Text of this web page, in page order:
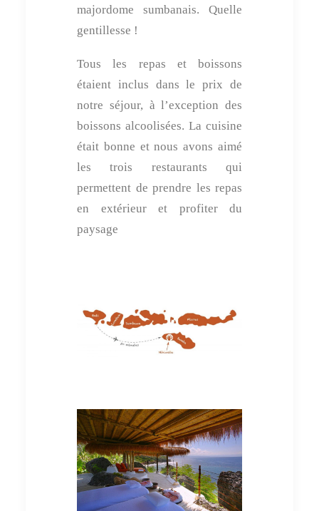
majordome sumbanais. Quelle
gentillesse !
Tous les repas et boissons
étaient inclus dans le prix de
notre séjour, à l’exception des
boissons alcoolisées. La cuisine
était bonne et nous avons aimé
les trois restaurants qui
permettent de prendre les repas
en extérieur et profiter du
paysage